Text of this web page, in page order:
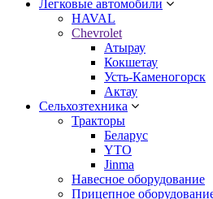
Легковые автомобили
HAVAL
Chevrolet
Атырау
Кокшетау
Усть-Каменогорск
Актау
Сельхозтехника
Тракторы
Беларус
YTO
Jinma
Навесное оборудование
Прицепное